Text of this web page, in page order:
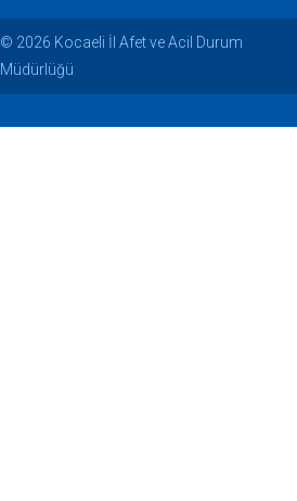
© 2026 Kocaeli İl Afet ve Acil Durum
Müdürlüğü